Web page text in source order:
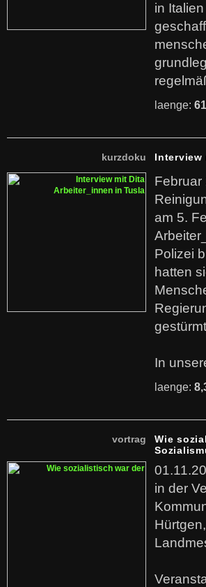
in
laenge:
kurzdoku Interview
Februar
am 5.
Polizei
hatten
In
laenge:
vortrag
Wie
in der